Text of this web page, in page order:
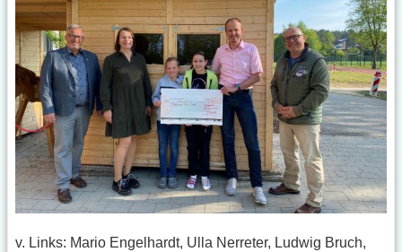
v. Links: Mario Engelhardt, Ulla Nerreter, Ludwig Bruch,